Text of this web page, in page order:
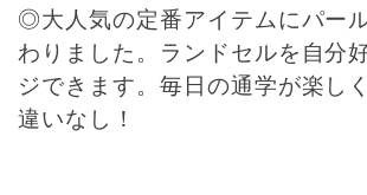
◎大人気の定番アイテムにパー
わりました。ランドセルを自分
ジできます。毎日の通学が楽し
違いなし！